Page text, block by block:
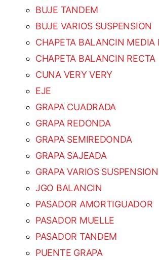
BUJE TANDEM
BUJE VARIOS SUSPENSION
CHAPETA BALANCIN MEDIA
CHAPETA BALANCIN RECTA
CUNA VERY VERY
EJE
GRAPA CUADRADA
GRAPA REDONDA
GRAPA SEMIREDONDA
GRAPA SAJEADA
GRAPA VARIOS SUSPENSION
JGO BALANCIN
PASADOR AMORTIGUADOR
PASADOR MUELLE
PASADOR TANDEM
PUENTE GRAPA